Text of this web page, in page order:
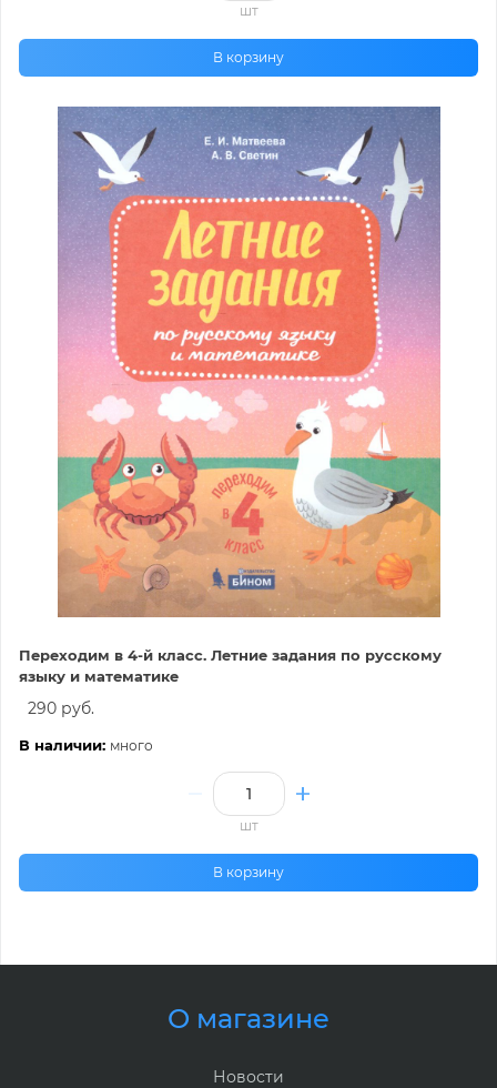
шт
В корзину
Переходим в 4-й класс. Летние задания по русскому
языку и математике
290 руб.
В наличии: много
шт
В корзину
О магазине
Новости